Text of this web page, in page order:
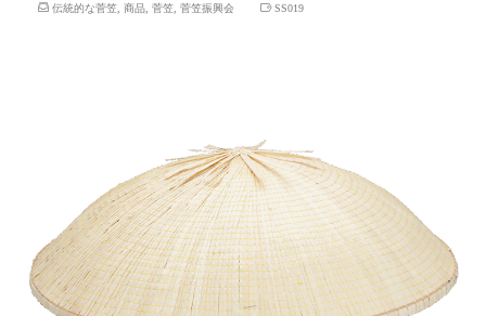
伝統的な菅笠, 商品, 菅笠, 菅笠振興会 SS019